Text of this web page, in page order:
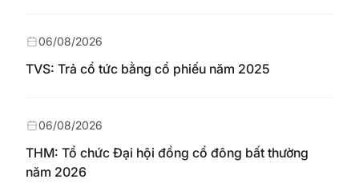
TVS: Trả cổ tức bằng cổ phiếu năm 2025
06/08/2026
THM: Tổ chức Đại hội đồng cổ đông bất thường
năm 2026
06/08/2026